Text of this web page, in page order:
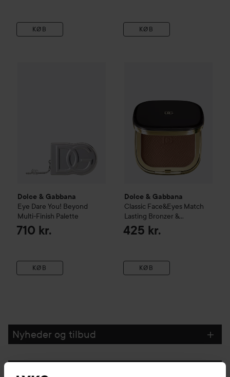
KØB KØB
Dolce & Gabbana
Eye Dare You! Beyond
Multi-Finish Palette
710 kr.
KØB
Dolce & Gabbana
Classic Face&Eyes Match
Lasting Bronzer &
Eyeshadow Powder
Medium Deep
425 kr.
KØB
Nyheder og tilbud